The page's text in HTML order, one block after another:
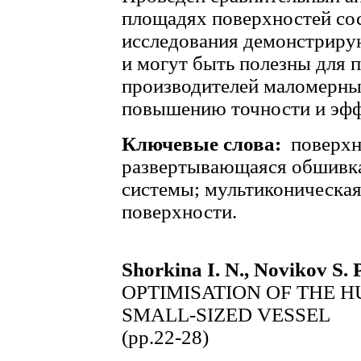
площадях поверхностей
исследования
и могут быть полезны для
производителей
повышению точности и
Ключевые слова:
развертывающаяся
системы;
поверхности.
Shorkina I. N., Novikov S.
OPTIMISATION OF THE
SMALL-SIZED VESSEL
(pp.22-28)